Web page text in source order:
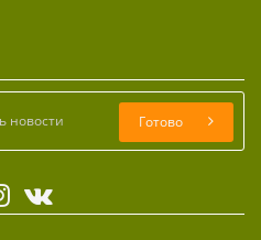
Готово